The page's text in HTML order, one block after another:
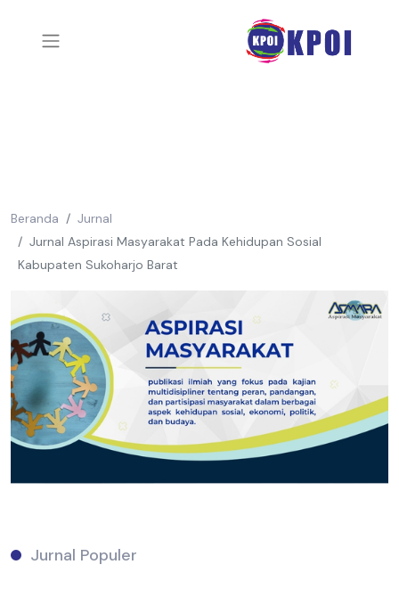
Beranda
Jurnal
Jurnal Aspirasi Masyarakat Pada Kehidupan Sosial
Kabupaten Sukoharjo Barat
Jurnal Populer